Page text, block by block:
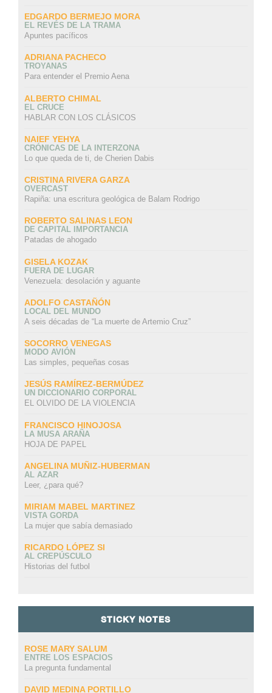
EDGARDO BERMEJO MORA
EL REVÉS DE LA TRAMA
Apuntes pacíficos
ADRIANA PACHECO
TROYANAS
Para entender el Premio Aena
ALBERTO CHIMAL
EL CRUCE
HABLAR CON LOS CLÁSICOS
NAIEF YEHYA
CRÓNICAS DE LA INTERZONA
Lo que queda de ti, de Cherien Dabis
CRISTINA RIVERA GARZA
OVERCAST
Rapiña: una escritura geológica de Balam Rodrigo
ROBERTO SALINAS LEON
DE CAPITAL IMPORTANCIA
Patadas de ahogado
GISELA KOZAK
FUERA DE LUGAR
Venezuela: desolación y aguante
ADOLFO CASTAÑÓN
LOCAL DEL MUNDO
A seis décadas de “La muerte de Artemio Cruz”
SOCORRO VENEGAS
MODO AVIÓN
Las simples, pequeñas cosas
JESÚS RAMÍREZ-BERMÚDEZ
UN DICCIONARIO CORPORAL
EL OLVIDO DE LA VIOLENCIA
FRANCISCO HINOJOSA
LA MUSA ARAÑA
HOJA DE PAPEL
ANGELINA MUÑIZ-HUBERMAN
AL AZAR
Leer, ¿para qué?
MIRIAM MABEL MARTINEZ
VISTA GORDA
La mujer que sabía demasiado
RICARDO LÓPEZ SI
AL CREPÚSCULO
Historias del futbol
STICKY NOTES
ROSE MARY SALUM
ENTRE LOS ESPACIOS
La pregunta fundamental
DAVID MEDINA PORTILLO